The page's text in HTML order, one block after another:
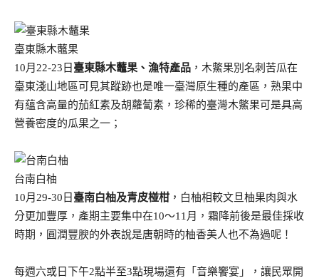
臺東縣木虌果
10月22-23日 臺東縣木虌果、漁特產品 ，木鱉果別名刺苦瓜在
臺東淺山地區可見其蹤跡也是唯一臺灣原生種的產區，熟果中
有蘊含高量的茄紅素及胡蘿蔔素，珍稀的臺灣木鱉果可是具高
營養密度的瓜果之一；
台南白柚
10月29-30日 臺南白柚及青皮椪柑 ，白柚相較文旦柚果肉與水
分更加豐厚，產期主要集中在10～11月，霜降前後是最佳採收
時期，圓潤豐腴的外表說是唐朝時的柚香美人也不為過呢！
每週六或日下午2點半至3點現場還有「音樂饗宴」，讓民眾開